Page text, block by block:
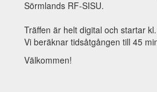
Sörmlands RF-SISU.
Träffen är helt digital och startar
Vi beräknar tidsåtgången till 45
Välkommen!